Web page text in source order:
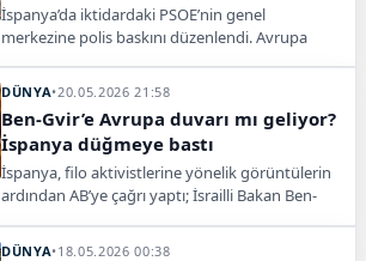
İspanya’da iktidardaki PSOE’nin genel
merkezine polis baskını düzenlendi. Avrupa
yaşadığını yazdı.
DÜNYA•20.05.2026 21:58
Ben-Gvir’e Avrupa duvarı mı geliyor?
İspanya düğmeye bastı
İspanya, filo aktivistlerine yönelik görüntülerin
ardından AB’ye çağrı yaptı; İsrailli Bakan Ben-
DÜNYA•18.05.2026 00:38